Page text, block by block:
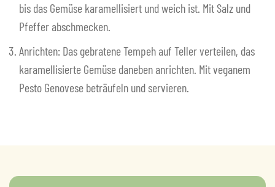
bis das Gemüse karamellisiert und weich ist. Mit Salz und
Pfeffer abschmecken.
Anrichten: Das gebratene Tempeh auf Teller verteilen, das
karamellisierte Gemüse daneben anrichten. Mit veganem
Pesto Genovese beträufeln und servieren.